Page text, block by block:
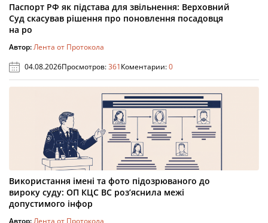
Паспорт РФ як підстава для звільнення: Верховний
Суд скасував рішення про поновлення посадовця
на ро
Автор:Лента от Протокола
04.08.2026Просмотров:361Коментарии:0
Використання імені та фото підозрюваного до
вироку суду: ОП КЦС ВС роз’яснила межі
допустимого інфор
Автор:Лента от Протокола